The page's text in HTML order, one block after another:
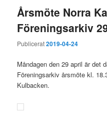
Årsmöte Norra
Föreningsarkiv
Publicerat2019-04-24
Måndagen den 29 april är det
Föreningsarkiv årsmöte kl.
Kulbacken.